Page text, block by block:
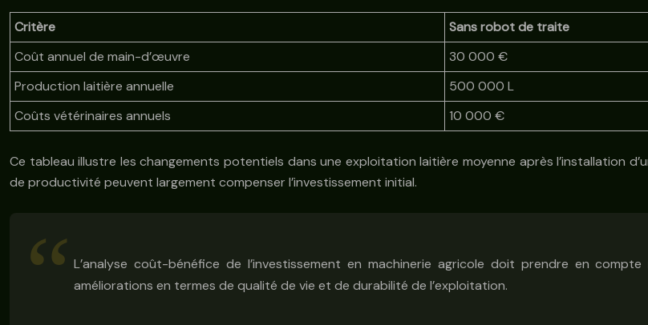
Critère Sans robot de traite
Coût annuel de main-d’œuvre
30 000 €
Production laitière annuelle
500 000 L
Coûts vétérinaires annuels
10 000 €
Ce tableau illustre les changements potentiels dans une exploitation laitière moyenne après l’installation
de productivité peuvent largement compenser l’investissement initial.
L’analyse coût-bénéfice de l’investissement en machinerie agricole doit prendre en
améliorations en termes de qualité de vie et de durabilité de l’exploitation.